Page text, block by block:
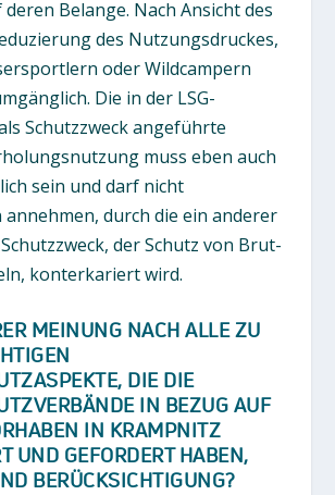
deren Belange. Nach Ansicht des
des Nutzungsdruckes,
oder Wildcampern
Die in der LSG-
Schutzzweck angeführte
muss eben auch
sein und darf nicht
annehmen, durch die ein anderer
der Schutz von Brut-
konterkariert wird.
MEINUNG NACH ALLE ZU
DIE DIE
IN BEZUG AUF
IN KRAMPNITZ
UND GEFORDERT HABEN,
BERÜCKSICHTIGUNG?